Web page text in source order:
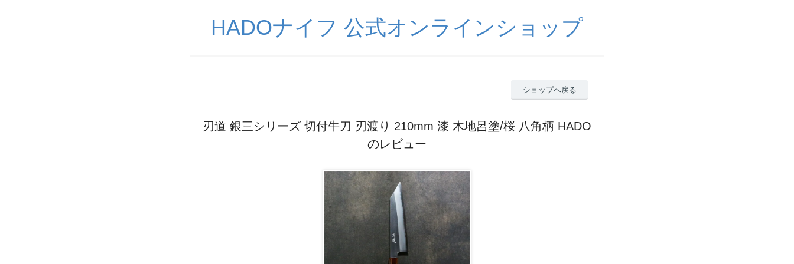
HADOナイフ 公式オンラインショップ
ショップへ戻る
刃道 銀三シリーズ 切付牛刀 刃渡り 210mm 漆 木地呂塗/桜 八角柄 HADO
のレビュー